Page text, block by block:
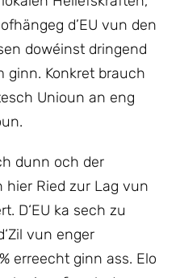
d’EU vun den
dowéinst dringend
ginn. Konkret brauch
Unioun an eng
dunn och der
hier Ried zur Lag vun
D‘EU ka sech zu
vun enger
erreecht ginn ass. Elo